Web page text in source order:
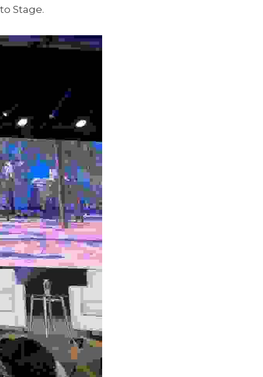
Stage.